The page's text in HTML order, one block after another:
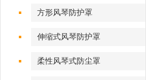
方形风琴防护罩
伸缩式风琴防护罩
柔性风琴式防尘罩